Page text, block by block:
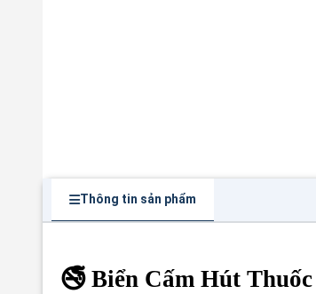
Thông tin sản phẩm
🚭 Biển Cấm Hút